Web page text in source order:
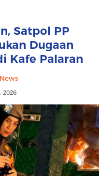
Satpol PP
Dugaan
Kafe Palaran
2026